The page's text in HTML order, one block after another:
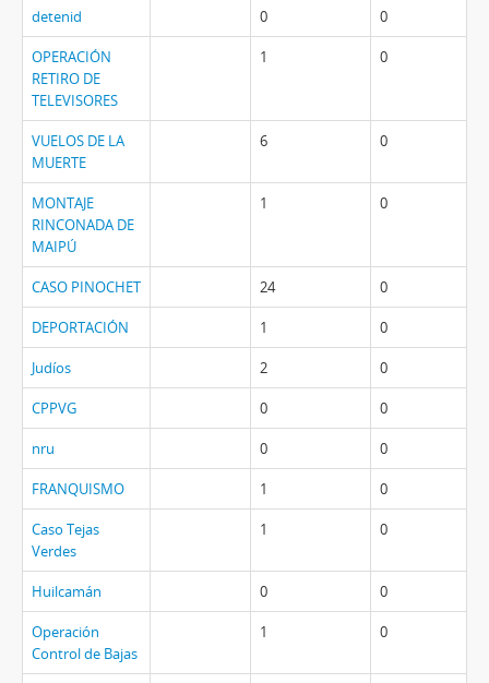
detenid 0 0
OPERACIÓN
RETIRO DE
TELEVISORES
1 0
VUELOS DE LA
MUERTE
6 0
MONTAJE
RINCONADA DE
MAIPÚ
1 0
CASO PINOCHET 24 0
DEPORTACIÓN 1 0
Judíos 2 0
CPPVG 0 0
nru 0 0
FRANQUISMO 1 0
Caso Tejas
Verdes
1 0
Huilcamán 0 0
Operación
Control de Bajas
1 0